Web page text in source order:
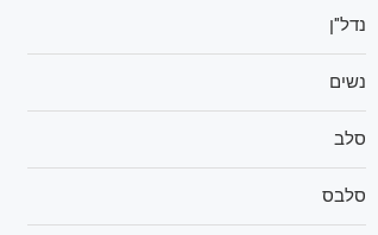
נדל"ן
נשים
סלב
סלבס